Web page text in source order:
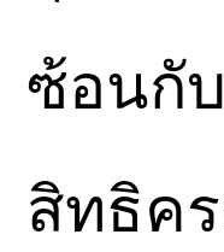
ซ้อนกั
สิทธิค